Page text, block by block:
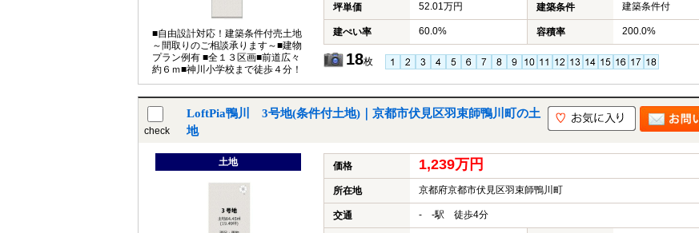
■自由設計対応！建築条件付売土地
～間取りのご相談承ります～■建物
プラン例有 ■全１３区画■前道広々
約６ｍ■神川小学校まで徒歩４分！
坪単価 52.01万円 建築条件 建築条件付
建ぺい率 60.0% 容積率 200.0%
18枚
check
LoftPia鴨川 3号地(条件付土地)｜京都市伏見区羽束師鴨川町の土
地
土地 価格 1,239万円
所在地 京都府京都市伏見区羽束師鴨川町
交通 - -駅 徒歩4分